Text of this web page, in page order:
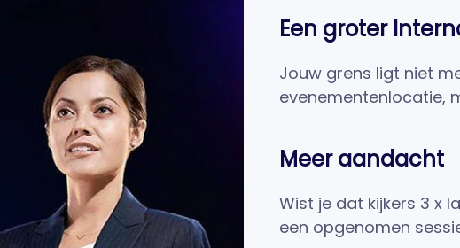
Een groter
Jouw grens ligt niet
evenementenlocatie,
Meer aandacht
Wist je dat kijkers 3 x
een opgenomen